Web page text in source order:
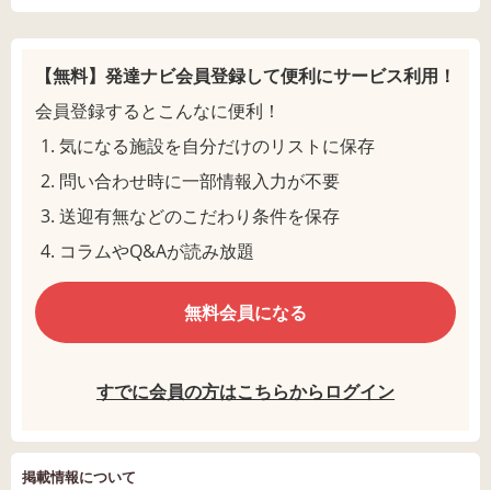
【無料】発達ナビ会員登録して便利にサービス利用！
会員登録するとこんなに便利！
気になる施設を自分だけのリストに保存
問い合わせ時に一部情報入力が不要
送迎有無などのこだわり条件を保存
コラムやQ&Aが読み放題
無料会員になる
すでに会員の方はこちらからログイン
掲載情報について